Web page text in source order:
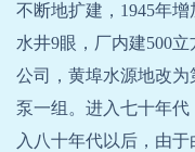
不断地扩建，1945年
水井9眼，厂内建500
公司，黄埠水源地改为
泵一组。进入七十年
入八十年代以后，由